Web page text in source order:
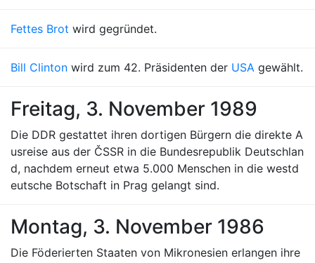
Fettes Brot wird gegründet.
Bill Clinton wird zum 42. Präsidenten der USA gewählt.
Freitag, 3. November 1989
Die DDR gestattet ihren dortigen Bürgern die direkte A
usreise aus der ČSSR in die Bundesrepublik Deutschlan
d, nachdem erneut etwa 5.000 Menschen in die westd
eutsche Botschaft in Prag gelangt sind.
Montag, 3. November 1986
Die Föderierten Staaten von Mikronesien erlangen ihre